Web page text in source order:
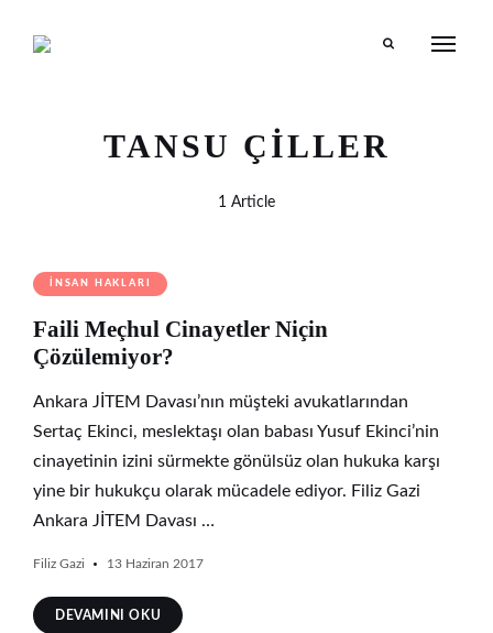
TANSU ÇILLER
1 Article
İNSAN HAKLARI
Faili Meçhul Cinayetler Niçin
Çözülemiyor?
Ankara JİTEM Davası’nın müşteki avukatlarından
Sertaç Ekinci, meslektaşı olan babası Yusuf Ekinci’nin
cinayetinin izini sürmekte gönülsüz olan hukuka karşı
yine bir hukukçu olarak mücadele ediyor. Filiz Gazi
Ankara JİTEM Davası …
Filiz Gazi 13 Haziran 2017
DEVAMINI OKU